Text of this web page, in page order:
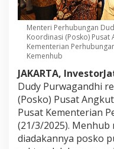
Menteri Perhubungan
Koordinasi (Posko) Pusat
Kementerian
Kemenhub
JAKARTA,
Dudy Purwagandhi
(Posko) Pusat
Pusat Kementerian
(21/3/2025).
diadakannya posko